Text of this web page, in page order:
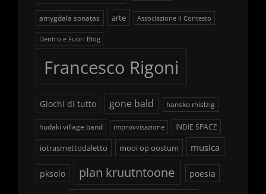
amygdala sonatas arte Associazione Il Contesto
Dentro e Fuori Blog
Francesco Rigoni
Giochi di tutto gone bald hansko mislzig
hudaki village band improvvisazione INDIE SPACE
iotrasmettodaletto mooi op oostum musica
pksolo plan kruutntoone poesia